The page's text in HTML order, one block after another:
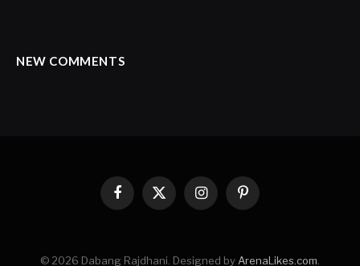
NEW COMMENTS
Facebook
X
InstagramPinterest
© 2026 Dabang Rajdhani. Designed byArenaLikes.com.